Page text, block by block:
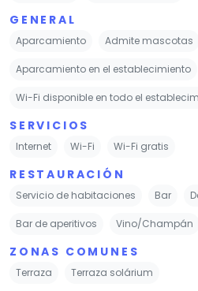
GENERAL
Aparcamiento Admite mascotas
Aparcamiento en el establecimiento
Wi-Fi disponible en todo el
SERVICIOS
Internet Wi-Fi Wi-Fi gratis
RESTAURACIÓN
Servicio de habitaciones Bar
Bar de aperitivos Vino/Champán
ZONAS COMUNES
Terraza Terraza solárium